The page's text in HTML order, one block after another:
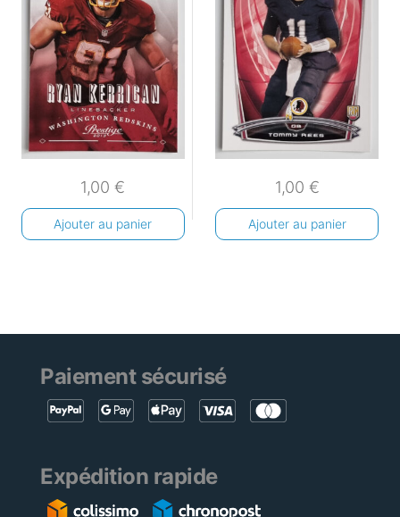
1,00€
Ajouter au panier
1,00 €
Ajouter au panier
Paiement sécurisé
Expédition rapide